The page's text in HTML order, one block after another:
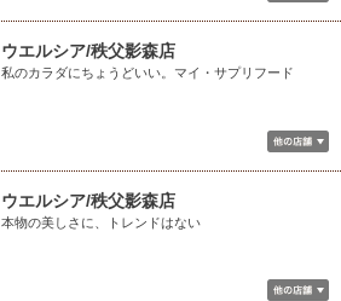
ウエルシア/秩父影森店
私のカラダにちょうどいい。マイ・サプリフード
ウエルシア/秩父影森店
本物の美しさに、トレンドはない